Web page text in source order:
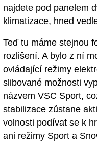
najdete pod panelem
klimatizace, hned
Teď tu máme stejnou
rozlišení. A bylo z ní
ovládající režimy
slibované možnosti
názvem VSC Sport,
stabilizace zůstane
volnosti podívat se k
ani režimy Sport a